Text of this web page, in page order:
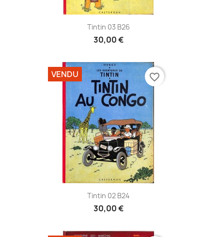
Tintin 03 B26
30,00 €
Tintin 02 B24
30,00 €
VENDU favorite_border